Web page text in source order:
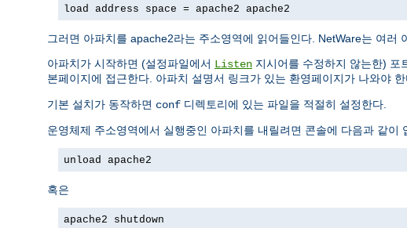
load address space = apache2 apache2
그러면 아파치를 apache2라는 주소영역에 읽어들인다. NetWare는 여
아파치가 시작하면 (설정파일에서 Listen 지시어를 수정하지 않는한) 포
본페이지에 접근한다. 아파치 설명서 링크가 있는 환영페이지가 나와야
기본 설치가 동작하면 conf 디렉토리에 있는 파일을 적절히 설정한다.
운영체제 주소영역에서 실행중인 아파치를 내릴려면 콘솔에 다음과 같이
unload apache2
혹은
apache2 shutdown